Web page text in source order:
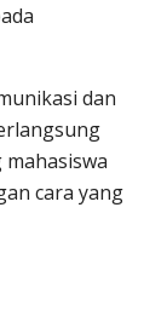
dan
cara yang